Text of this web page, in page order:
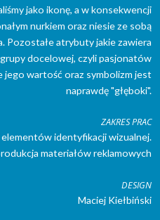
jako ikonę, a w konsekwencji
nurkiem oraz niesie ze sobą
Pozostałe atrybuty jakie zawiera
docelowej, czyli pasjonatów
jego wartość oraz symbolizm jest
naprawdę "głęboki".
ZAKRES PRAC
identyfikacji wizualnej.
materiałów reklamowych
DESIGN
Maciej Kiełbiński